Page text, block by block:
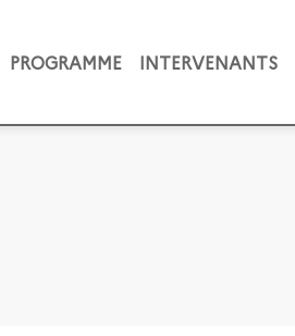
PROGRAMME INTERVENANTS